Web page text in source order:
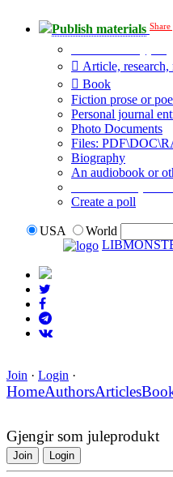
Publish materials
Article,
Book
Fiction prose or
Personal journal
Photo Documents
Files:
Biography
An audiobook or
Create a poll
USA
World
Join · Login ·
HomeAuthorsArticles
Gjengir som juleprodukt
Join Login